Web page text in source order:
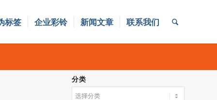
标签 企业彩铃 新闻文章 联系我们
分类